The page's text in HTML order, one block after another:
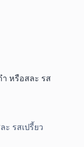
หรือสละ รส
ะ รสเปรี้ยว